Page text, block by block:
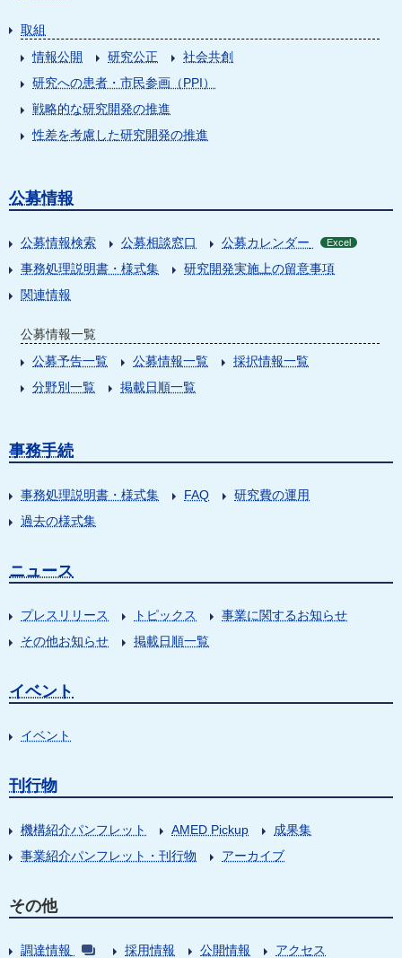
取組
情報公開
研究公正
社会共創
研究への患者・市民参画（PPI）
戦略的な研究開発の推進
性差を考慮した研究開発の推進
公募情報
公募情報検索 公募相談窓口 公募カレンダー Excel
事務処理説明書・様式集
研究開発実施上の留意事項
関連情報
公募情報一覧
公募予告一覧
公募情報一覧
採択情報一覧
分野別一覧
掲載日順一覧
事務手続
事務処理説明書・様式集 FAQ
研究費の運用
過去の様式集
ニュース
プレスリリース トピックス
事業に関するお知らせ
その他お知らせ
掲載日順一覧
イベント
イベント
刊行物
機構紹介パンフレット AMED Pickup
成果集
事業紹介パンフレット・刊行物
アーカイブ
その他
調達情報 採用情報 公開情報 アクセス